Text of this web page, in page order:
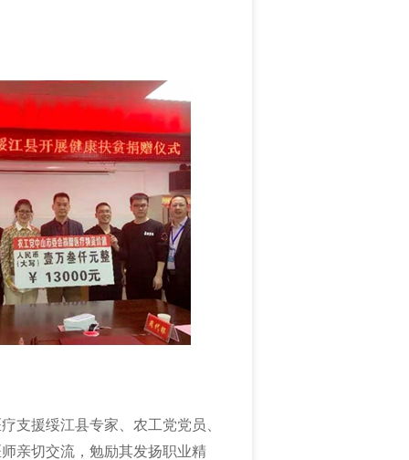
支援绥江县专家、农工党党 员、
亲切交流，勉励其发扬职业精